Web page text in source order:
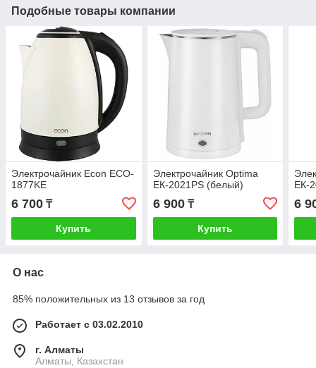
Подобные товары компании
Электрочайник Econ ECO-
1877KE
6 700 ₸
Купить
Электрочайник Optima
ЕК-2021PS (белый)
6 900₸
Купить
ЕК-
6
О нас
85% положительных из 13 отзывов за год
Работает с 03.02.2010
г. Алматы
Алматы, Казахстан